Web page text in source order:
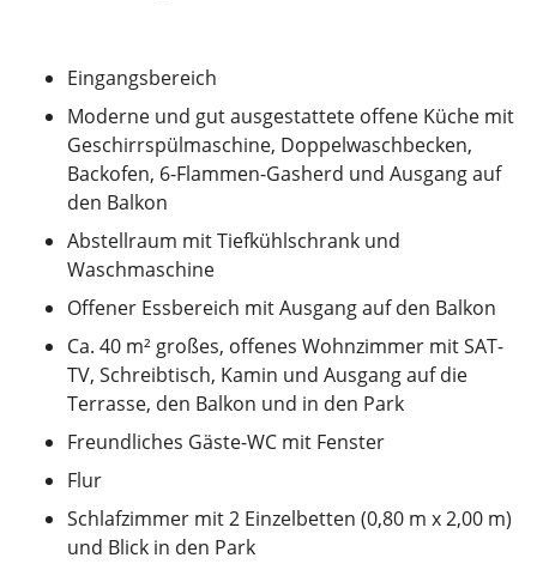
Eingangsbereich
Moderne und gut ausgestattete offene Küche mit
Geschirrspülmaschine, Doppelwaschbecken,
Backofen, 6-Flammen-Gasherd und Ausgang auf
den Balkon
Abstellraum mit Tiefkühlschrank und
Waschmaschine
Offener Essbereich mit Ausgang auf den Balkon
Ca. 40 m² großes, offenes Wohnzimmer mit SAT-
TV, Schreibtisch, Kamin und Ausgang auf die
Terrasse, den Balkon und in den Park
Freundliches Gäste-WC mit Fenster
Flur
Schlafzimmer mit 2 Einzelbetten (0,80 m x 2,00 m)
und Blick in den Park